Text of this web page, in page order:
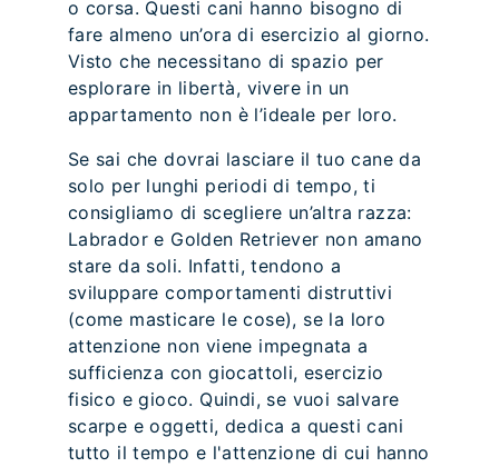
o corsa. Questi cani hanno bisogno di
fare almeno un’ora di esercizio al giorno.
Visto che necessitano di spazio per
esplorare in libertà, vivere in un
appartamento non è l’ideale per loro.
Se sai che dovrai lasciare il tuo cane da
solo per lunghi periodi di tempo, ti
consigliamo di scegliere un’altra razza:
Labrador e Golden Retriever non amano
stare da soli. Infatti, tendono a
sviluppare comportamenti distruttivi
(come masticare le cose), se la loro
attenzione non viene impegnata a
sufficienza con giocattoli, esercizio
fisico e gioco. Quindi, se vuoi salvare
scarpe e oggetti, dedica a questi cani
tutto il tempo e l'attenzione di cui hanno